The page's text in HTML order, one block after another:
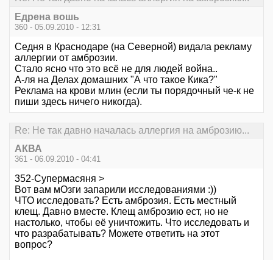
Едрена вошь
360 - 05.09.2010 - 12:31
Седня в Краснодаре (на Северной) видала рекламу
аллергии от амброзии.
Стало ясно что это всё не для людей война..
А-ля на Делах домашних "А что такое Кика?"
Реклама на крови млин (если ты порядочный че-к не
пиши здесь ничего никогда).
Re: Не так давно началась аллергия на амброзию...
АКВА
361 - 06.09.2010 - 04:41
352-Супермасяня >
Вот вам мОзги запарили исследованиями :))
ЧТО исследовать? Есть амброзия. Есть местный
клещ. Давно вместе. Клещ амброзию ест, но не
настолько, чтобы её уничтожить. Что исследовать и
что разрабатывать? Можете ответить на этот
вопрос?